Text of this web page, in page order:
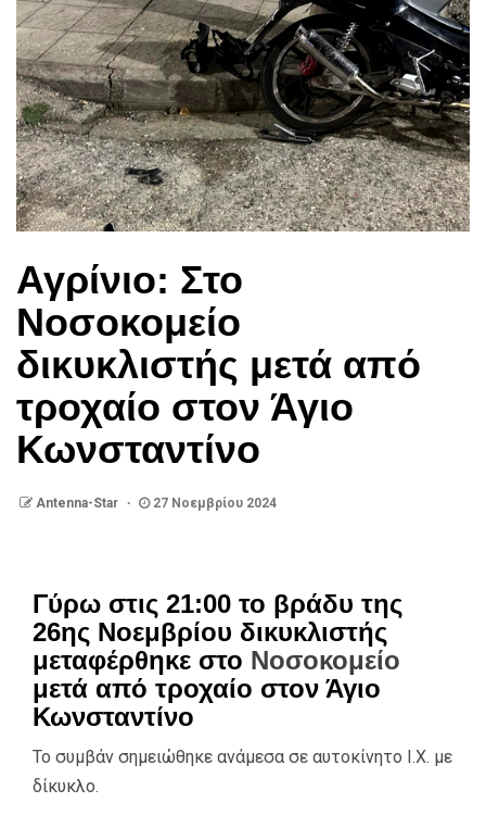
Αγρίνιο: Στο
Νοσοκομείο
δικυκλιστής μετά από
τροχαίο στον Άγιο
Κωνσταντίνο
Antenna-Star 27 Νοεμβρίου 2024
Γύρω στις 21:00 το βράδυ της
26ης Νοεμβρίου δικυκλιστής
μεταφέρθηκε στο Νοσοκομείο
μετά από τροχαίο στον Άγιο
Κωνσταντίνο
Το συμβάν σημειώθηκε ανάμεσα σε αυτοκίνητο Ι.Χ. με
δίκυκλο.